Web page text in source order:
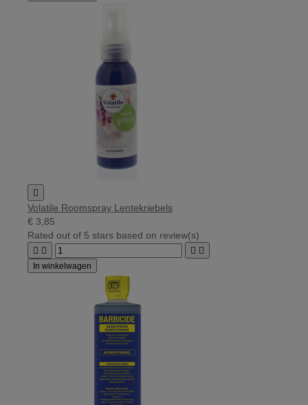

Volatile Roomspray Lentekriebels
€ 3,85
Rated out of 5 stars based on review(s)
   
In winkelwagen